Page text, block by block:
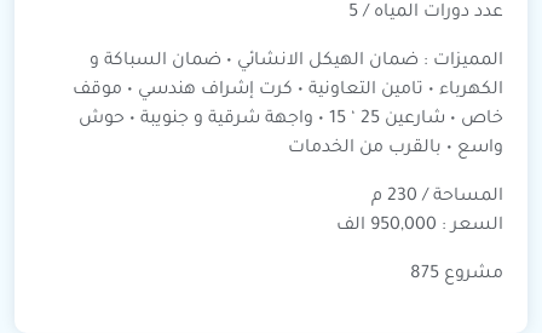
عدد دورات المياه / 5
المميزات : ضمان الهيكل الانشائي • ضمان السباكة و
الكهرباء • تامين التعاونية • كرت إشراف هندسي • موقف
خاص • شارعين 25 ‘ 15 • واجهة شرقية و جنويبة • حوش
واسع • بالقرب من الخدمات
المساحة / 230 م
السعر : 950,000 الف
مشروع 875